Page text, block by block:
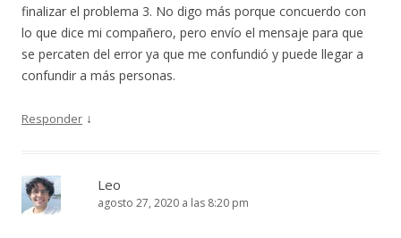
finalizar el problema 3. No digo más porque concuerdo con
lo que dice mi compañero, pero envío el mensaje para que
se percaten del error ya que me confundió y puede llegar a
confundir a más personas.
Responder ↓
Leo
agosto 27, 2020 a las 8:20 pm